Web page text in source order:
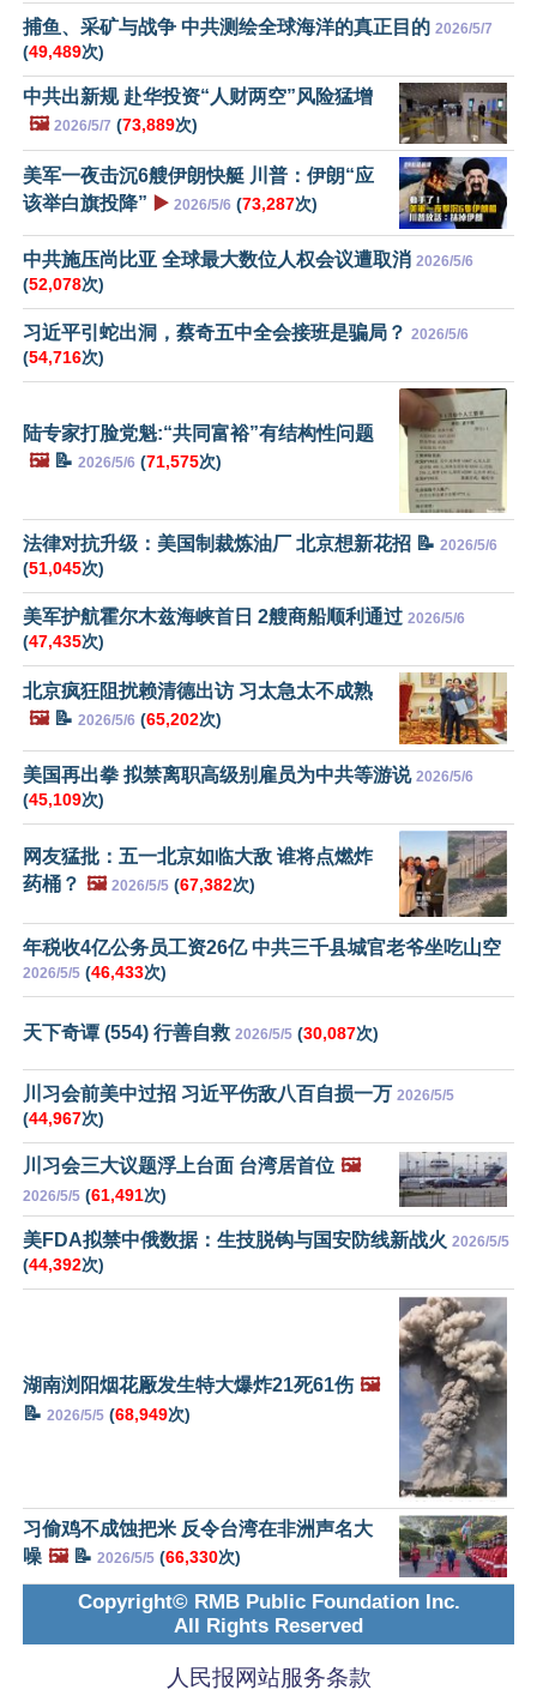
捕鱼、采矿与战争 中共测绘全球海洋的真正目的 2026/5/7
(49,489次)
中共出新规 赴华投资“人财两空”风险猛增
🖼️ 2026/5/7 (73,889次)
美军一夜击沉6艘伊朗快艇 川普：伊朗“应
该举白旗投降” ▶️ 2026/5/6 (73,287次)
中共施压尚比亚 全球最大数位人权会议遭取消 2026/5/6
(52,078次)
习近平引蛇出洞，蔡奇五中全会接班是骗局？ 2026/5/6
(54,716次)
陆专家打脸党魁:“共同富裕”有结构性问题
🖼️📝 2026/5/6 (71,575次)
法律对抗升级：美国制裁炼油厂 北京想新花招 📝 2026/5/6
(51,045次)
美军护航霍尔木兹海峡首日 2艘商船顺利通过 2026/5/6
(47,435次)
北京疯狂阻扰赖清德出访 习太急太不成熟
🖼️📝 2026/5/6 (65,202次)
美国再出拳 拟禁离职高级别雇员为中共等游说 2026/5/6
(45,109次)
网友猛批：五一北京如临大敌 谁将点燃炸
药桶？ 🖼️ 2026/5/5 (67,382次)
年税收4亿公务员工资26亿 中共三千县城官老爷坐吃山空
2026/5/5 (46,433次)
天下奇谭 (554) 行善自救 2026/5/5 (30,087次)
川习会前美中过招 习近平伤敌八百自损一万 2026/5/5
(44,967次)
川习会三大议题浮上台面 台湾居首位 🖼️
2026/5/5 (61,491次)
美FDA拟禁中俄数据：生技脱钩与国安防线新战火 2026/5/5
(44,392次)
湖南浏阳烟花厰发生特大爆炸21死61伤 🖼️
📝 2026/5/5 (68,949次)
习偷鸡不成蚀把米 反令台湾在非洲声名大
噪 🖼️📝 2026/5/5 (66,330次)
Copyright© RMB Public Foundation Inc.
All Rights Reserved
人民报网站服务条款